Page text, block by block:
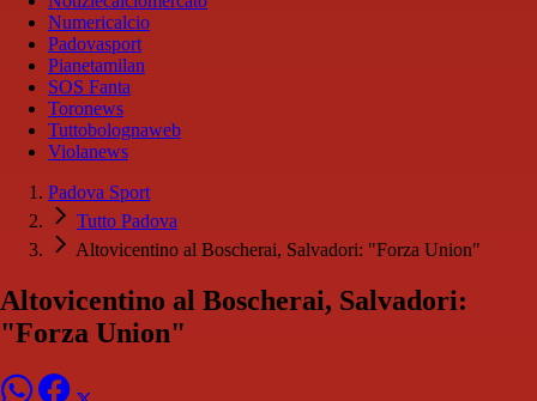
Numericalcio
Padovasport
Pianetamilan
SOS Fanta
Toronews
Tuttobolognaweb
Violanews
Padova Sport
Tutto Padova
Altovicentino al Boscherai, Salvadori: "Forza Union"
Altovicentino al Boscherai, Salvadori:
"Forza Union"